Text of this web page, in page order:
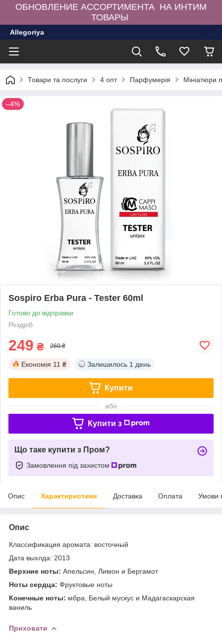
ОБНОВЛЕНИЕ АССОРТИМЕНТА НА ИНТИМ
ТОВАРЫ
Allegoriya
Товари та послуги 4 опт Парфумерія Мініатюри
–4%
Sospiro Erba Pura - Tester 60ml
Готово до відправки
Роздріб
249 ₴ 260 ₴
Економія 11 ₴ Залишилось 1 день
Купити
або
Купити з
Що таке купити з Пром?
Замовлення під захистом
Опис Характеристики Доставка Оплата Умови
Опис
Классификация аромата: восточный
Дата выхлда: 2013
Верхние ноты: Апельсин, Лимон и Бергамот
Ноты сердца: Фруктовые ноты
Конечные ноты: мбра, Белый мускус и Мадагаскарская
ваниль
Приховати